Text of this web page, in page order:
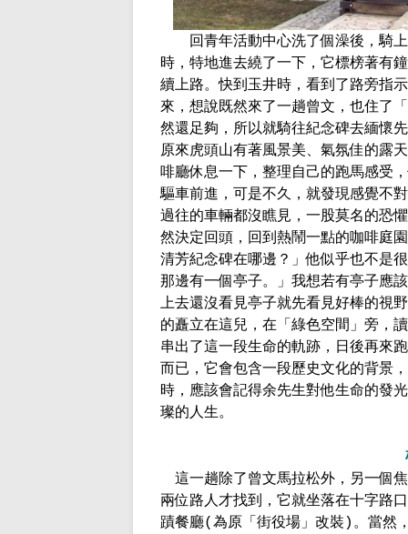
回青年活動中心洗了個澡後，騎上
時，特地進去繞了一下，它標榜著有
續上路。快到玉井時，看到了路旁指
來，想說既然來了一趟曾文，也住了
然還足夠，所以就騎往紀念碑去緬懷
原來虎頭山有著風景美、氣氛佳的露
啡廳休息一下，整理自己的跑馬感受
驅車前進，可是不久，就發現感覺不
過往的車輛都沒瞧見，一股莫名的恐
然決定回頭，回到熱鬧一點的咖啡庭
清芳紀念碑在哪邊？」他似乎也不是
那邊有一個亭子。」我想若有亭子應
上去還沒看見亭子就先看見好棒的視
的矗立在這兒，在「綠色空間」旁，
串出了這一段生命的軌跡，日後再來
而已，它會包含一段歷史文化的背景
時，應該會記得余先生對他生命的發
璨的人生。
這一趟除了曾文馬拉松外，另一個
兩位路人才找到，它就坐落在十字路
蹟餐廳( 為原「街役場」改裝 ) 。當然